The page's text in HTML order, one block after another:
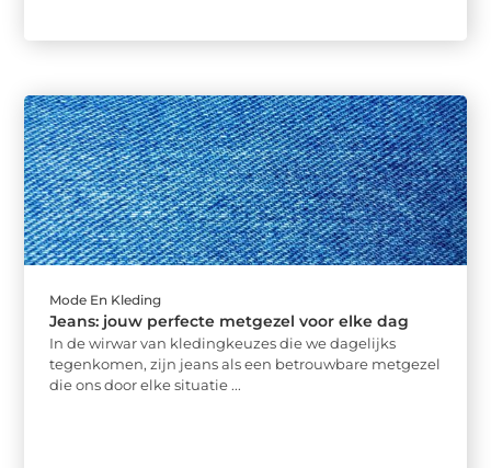
Mode En Kleding
Jeans: jouw perfecte metgezel voor elke dag
In de wirwar van kledingkeuzes die we dagelijks
tegenkomen, zijn jeans als een betrouwbare metgezel
die ons door elke situatie ...